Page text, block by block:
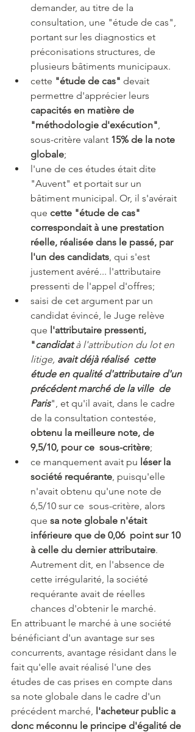
demander, au titre de la
consultation, une "étude de cas",
portant sur les diagnostics et
préconisations structures, de
plusieurs bâtiments municipaux.
cette "étude de cas" devait
permettre d'apprécier leurs
capacités en matière de
"méthodologie d'exécution",
sous-critère valant 15% de la note
globale;
l'une de ces études était dite
"Auvent" et portait sur un
bâtiment municipal. Or, il s'avérait
que cette "étude de cas"
correspondait à une prestation
réelle, réalisée dans le passé, par
l'un des candidats, qui s'est
justement avéré... l'attributaire
pressenti de l'appel d'offres;
saisi de cet argument par un
candidat évincé, le Juge relève
que l'attributaire pressenti,
"candidat à l'attribution du lot en
litige, avait déjà réalisé  cette
étude en qualité d'attributaire d'un
précédent marché de la ville  de
Paris", et qu'il avait, dans le cadre
de la consultation contestée,
obtenu la meilleure note, de
9,5/10, pour ce  sous-critère;
ce manquement avait pu léser la
société requérante, puisqu'elle
n'avait obtenu qu'une note de
6,5/10 sur ce  sous-critère, alors
que sa note globale n'était
inférieure que de 0,06  point sur 10
à celle du dernier attributaire.
Autrement dit, en l'absence de
cette irrégularité, la société
requérante avait de réelles
chances d'obtenir le marché.
En attribuant le marché à une société
bénéficiant d'un avantage sur ses
concurrents, avantage résidant dans le
fait qu'elle avait réalisé l'une des
études de cas prises en compte dans
sa note globale dans le cadre d'un
précédent marché, l'acheteur public a
donc méconnu le principe d'égalité de